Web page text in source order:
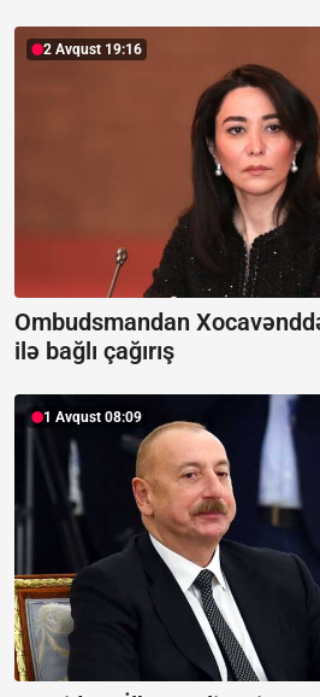
2 Avqust 19:16
Ombudsmandan
ilə bağlı çağırış
1 Avqust 08:09